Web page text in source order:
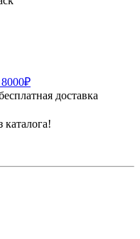
8000₽
доставка